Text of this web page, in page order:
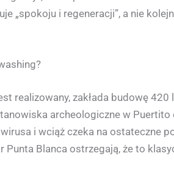
„spokoju i regeneracji”, a nie
realizowany, zakłada budowę
archeologiczne w
i wciąż czeka na ostateczne
Punta Blanca ostrzegają, że to